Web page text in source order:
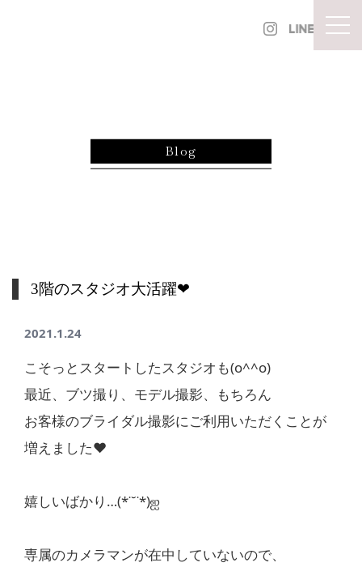
Blog
3階のスタジオ大活躍❤︎
2021.1.24
こそっとスタートしたスタジオも(o^^o)
最近、ブツ撮り、モデル撮影、もちろん
お客様のブライダル撮影にご利用いただくことが
増えました❤︎
嬉しいばかり…(*˙˘˙*)ஐ
専属のカメラマンが在中していないので、